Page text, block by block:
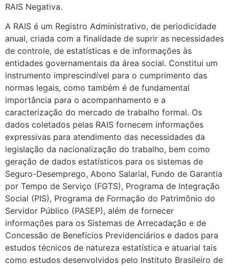
RAIS Negativa.
A RAIS é um Registro Administrativo, de periodicidade
anual, criada com a finalidade de suprir as necessidades
de controle, de estatísticas e de informações às
entidades governamentais da área social. Constitui um
instrumento imprescindível para o cumprimento das
normas legais, como também é de fundamental
importância para o acompanhamento e a
caracterização do mercado de trabalho formal. Os
dados coletados pelas RAIS fornecem informações
expressivas para atendimento das necessidades da
legislação da nacionalização do trabalho, bem como
geração de dados estatísticos para os sistemas de
Seguro-Desemprego, Abono Salarial, Fundo de Garantia
por Tempo de Serviço (FGTS), Programa de Integração
Social (PIS), Programa de Formação do Patrimônio do
Servidor Público (PASEP), além de fornecer
informações para os Sistemas de Arrecadação e de
Concessão de Benefícios Previdenciários e dados para
estudos técnicos de natureza estatística e atuarial tais
como estudos desenvolvidos pelo Instituto Brasileiro de